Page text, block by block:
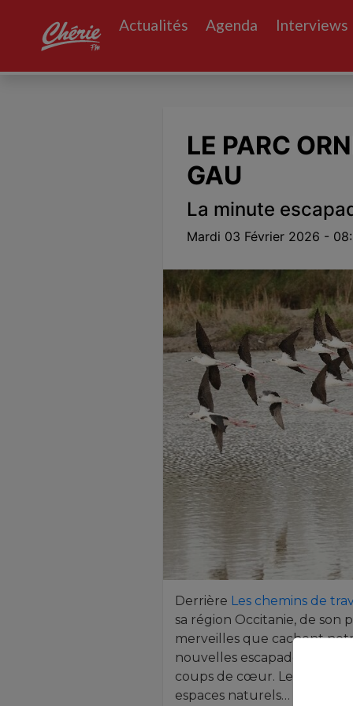
Actualités Agenda Interviews
0%
LE PARC
GAU
La minute
Mardi 03 Février 2026 -
Derrière Les chemins de
sa région Occitanie, de son
merveilles que cachent
nouvelles escapades ici ou
coups de cœur. Les vieilles
espaces naturels…